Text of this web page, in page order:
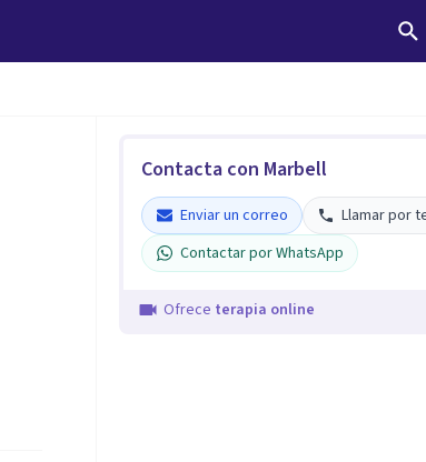
Contacta con Marbell
Enviar un correo
Llamar por
Contactar por WhatsApp
Ofrece terapia online